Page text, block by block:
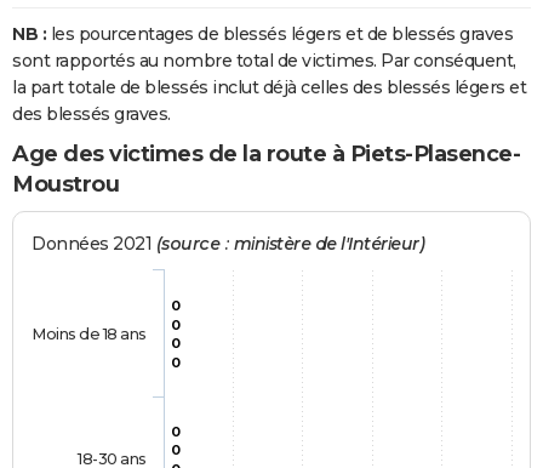
NB : les pourcentages de blessés légers et de blessés graves
sont rapportés au nombre total de victimes. Par conséquent,
la part totale de blessés inclut déjà celles des blessés légers et
des blessés graves.
Age des victimes de la route à Piets-Plasence-
Moustrou
Données 2021 (source : ministère de l'Intérieur)
0
0
0
0
0
0
Moins de 18 ans
18-30 ans